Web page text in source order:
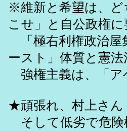
※維新と希望は、ど
こせ」と自公政権に
「極右利権政治屋
ースト」体質と憲法
強権主義は、「ア
★頑張れ、村上さん
そして低劣で危険